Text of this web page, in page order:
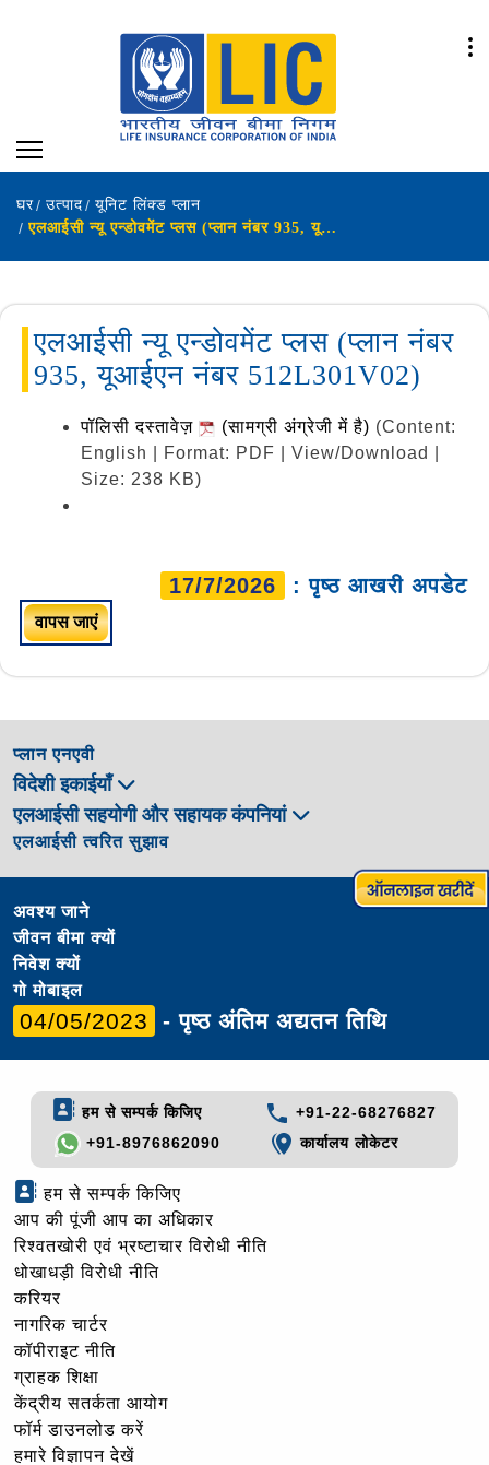
घर उत्पाद
यूनिट लिंक्ड प्लान
एलआईसी न्यू एन्डोवमेंट प्लस (प्लान नंबर 935, यूआईएन नंबर 512L301V02)
एलआईसी न्यू एन्डोवमेंट प्लस (प्लान नंबर
935, यूआईएन नंबर 512L301V02)
पॉलिसी दस्तावेज़ (सामग्री अंग्रेजी में है) (Content:
English | Format: PDF | View/Download |
Size: 238 KB)
17/7/2026 : पृष्ठ आखरी अपडेट
वापस जाएं
प्लान एनएवी
विदेशी इकाईयाँ
एलआईसी सहयोगी और सहायक कंपनियां
एलआईसी त्वरित सुझाव
अवश्य जाने
जीवन बीमा क्यों
निवेश क्यों
गो मोबाइल
04/05/2023 - पृष्ठ अंतिम अद्यतन तिथि
हम से सम्पर्क किजिए
+91-22-68276827
+91-8976862090
कार्यालय लोकेटर
हम से सम्पर्क किजिए
आप की पूंजी आप का अधिकार
रिश्वतखोरी एवं भ्रष्टाचार विरोधी नीति
धोखाधड़ी विरोधी नीति
करियर
नागरिक चार्टर
कॉपीराइट नीति
ग्राहक शिक्षा
केंद्रीय सतर्कता आयोग
फॉर्म डाउनलोड करें
हमारे विज्ञापन देखें